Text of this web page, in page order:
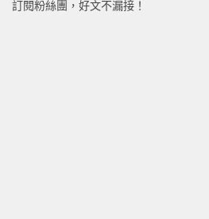
訂閱粉絲團，好文不漏接！